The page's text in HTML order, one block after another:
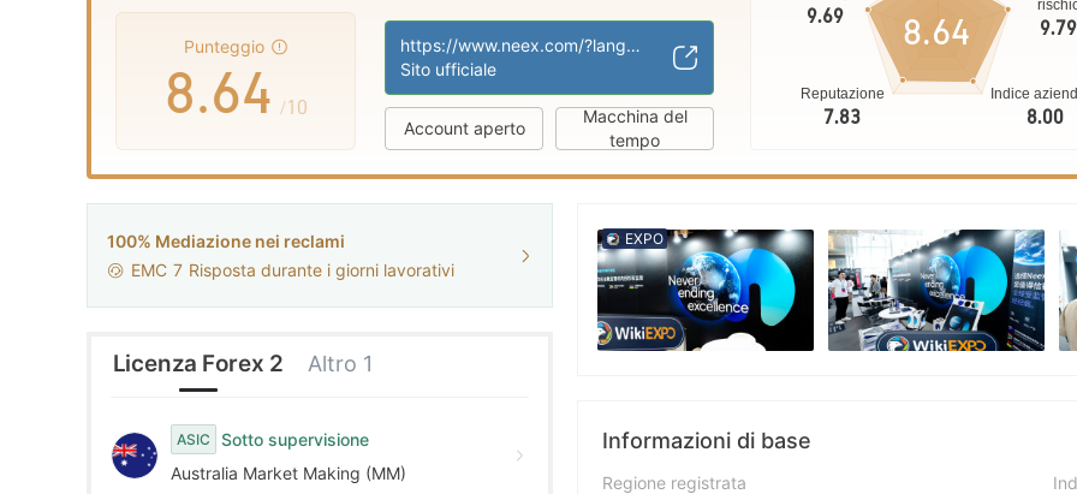
Punteggio
7
8
9
.
5
6
7
8
9
3
4
5
6
7
8
9
/10
https://www.neex.com/?language=it
Sito ufficiale
Account aperto
Macchina del
tempo
9.69
Reputazione
7.83
Indice
8.00
9.79
8.64
100% Mediazione nei reclami
EMC 7 Risposta durante i giorni lavorativi
Licenza Forex 2 Altro 1
ASIC
Sotto supervisione
Australia Market Making (MM)
EXPO
Informazioni di base
Regione registrata